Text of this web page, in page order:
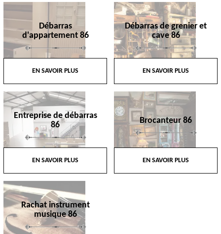
Débarras
d'appartement 86
EN SAVOIR PLUS
Débarras de grenier et
cave 86
EN SAVOIR PLUS
Entreprise de débarras
86
EN SAVOIR PLUS
Brocanteur 86
EN SAVOIR PLUS
Rachat instrument
musique 86